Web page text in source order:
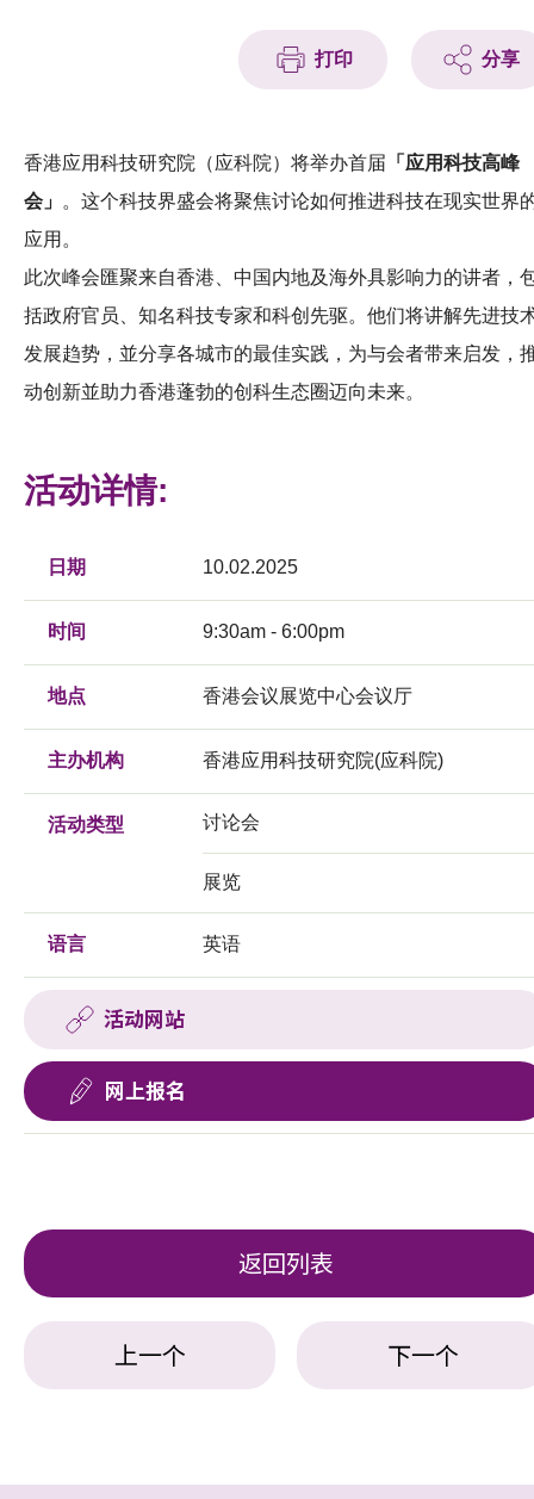
科技分享
会籍
打印 分享
香港应用科技研究院（应科院）将举办首届 「应用科技高峰
会」 。这个科技界盛会将聚焦讨论如何推进科技在现实世界
应用。
此次峰会匯聚来自香港、中国内地及海外具影响力的讲者，
括政府官员、知名科技专家和科创先驱。他们将讲解先进技
发展趋势，並分享各城市的最佳实践，为与会者带来启发，
动创新並助力香港蓬勃的创科生态圈迈向未来。
活动详情:
日期 10.02.2025
时间 9:30am - 6:00pm
地点 香港会议展览中心会议厅
主办机构 香港应用科技研究院(应科院)
活动类型 讨论会
展览
语言 英语
活动网站
网上报名
返回列表
上一个 下一个